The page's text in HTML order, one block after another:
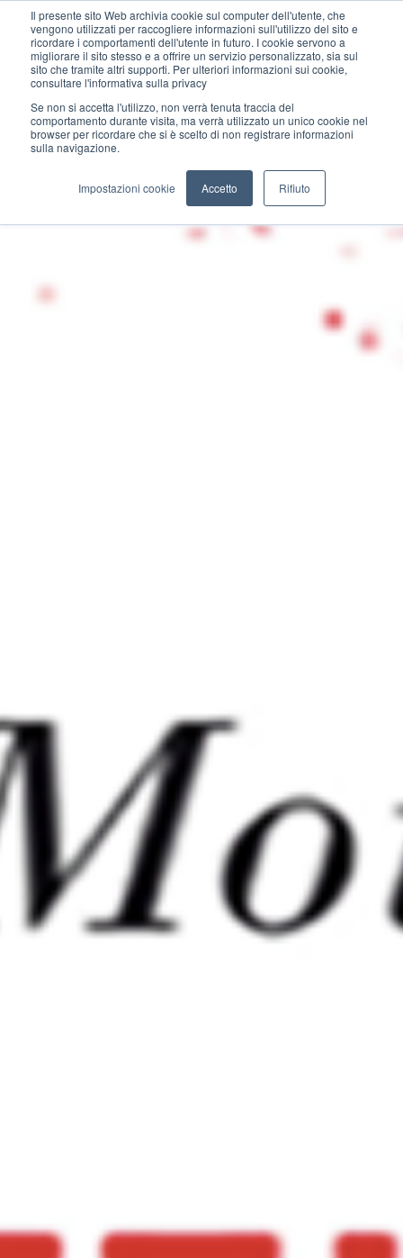
Il presente sito Web archivia cookie sul computer dell'utente, che
vengono utilizzati per raccogliere informazioni sull'utilizzo del sito e
ricordare i comportamenti dell'utente in futuro. I cookie servono a
migliorare il sito stesso e a offrire un servizio personalizzato, sia sul
sito che tramite altri supporti. Per ulteriori informazioni sui cookie,
consultare l'informativa sulla privacy
Se non si accetta l'utilizzo, non verrà tenuta traccia del
comportamento durante visita, ma verrà utilizzato un unico cookie nel
browser per ricordare che si è scelto di non registrare informazioni
sulla navigazione.
Impostazioni cookie Accetto Rifiuto